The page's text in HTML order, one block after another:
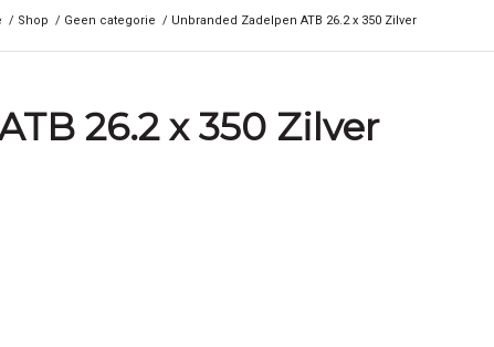
/ Shop / Geen categorie / Unbranded Zadelpen ATB 26.2 x 350 Zilver
26.2 x 350 Zilver